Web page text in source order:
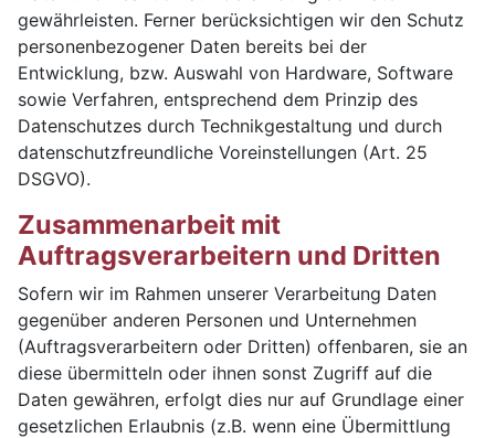
gewährleisten. Ferner berücksichtigen wir den Schutz
personenbezogener Daten bereits bei der
Entwicklung, bzw. Auswahl von Hardware, Software
sowie Verfahren, entsprechend dem Prinzip des
Datenschutzes durch Technikgestaltung und durch
datenschutzfreundliche Voreinstellungen (Art. 25
DSGVO).
Zusammenarbeit mit
Auftragsverarbeitern und Dritten
Sofern wir im Rahmen unserer Verarbeitung Daten
gegenüber anderen Personen und Unternehmen
(Auftragsverarbeitern oder Dritten) offenbaren, sie an
diese übermitteln oder ihnen sonst Zugriff auf die
Daten gewähren, erfolgt dies nur auf Grundlage einer
gesetzlichen Erlaubnis (z.B. wenn eine Übermittlung